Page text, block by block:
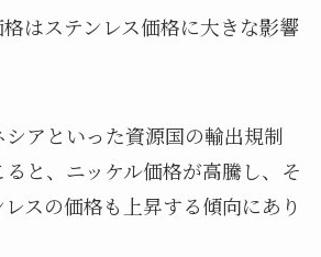
はステンレス価格に大きな影響
アといった資源国の輸出規制
と、ニッケル価格が高騰し、そ
スの価格も上昇する傾向にあり